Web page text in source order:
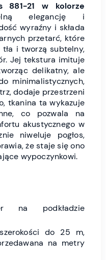
881-21
w kolorze
elegancję i
wyraźny i składa
przetarć, które
i tworzą subtelny,
Jej tekstura imituje
delikatny, ale
minimalistycznych,
dodaje przestrzeni
tkanina ta wykazuje
co pozwala na
akustycznego w
niweluje pogłos,
że staje się ono
wypoczynkowi.
na podkładzie
do 25 m,
na metry